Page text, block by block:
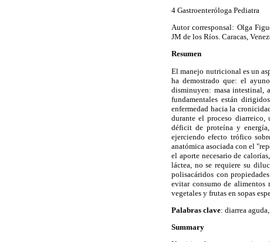
4 Gastroenteróloga Pediatra
Autor corresponsal: Olga
JM de los Ríos. Caracas,
Resumen
El manejo nutricional es un
ha demostrado que: el
disminuyen: masa intestinal,
fundamentales están
enfermedad hacia la
durante el proceso
déficit de proteína y
ejerciendo efecto trófico
anatómica asociada con el
el aporte necesario de
láctea, no se requiere su
polisacáridos con
evitar consumo de
vegetales y frutas en sopas
Palabras clave: diarrea
Summary